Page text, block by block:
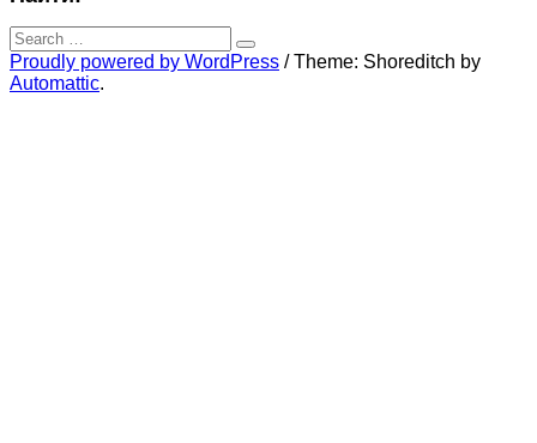
Search
for:
Search
Proudly powered by WordPress /Theme: Shoreditch by
Automattic.